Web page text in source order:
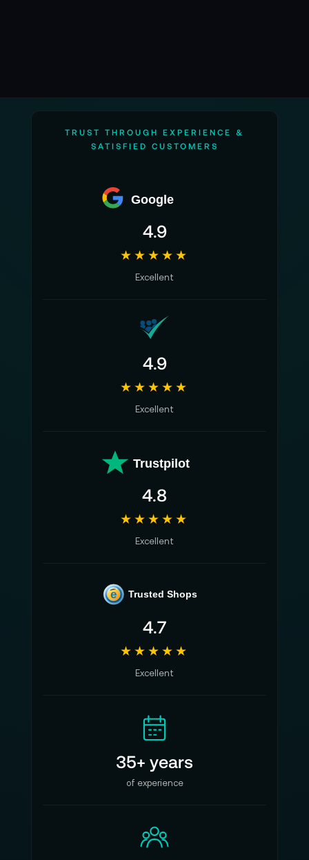
TRUST THROUGH EXPERIENCE &
SATISFIED CUSTOMERS
Google
4.9
★★★★★
Excellent
4.9
★★★★★
Excellent
Trustpilot
4.8
★★★★★
Excellent
e Trusted Shops
4.7
★★★★★
Excellent
35+ years
of experience